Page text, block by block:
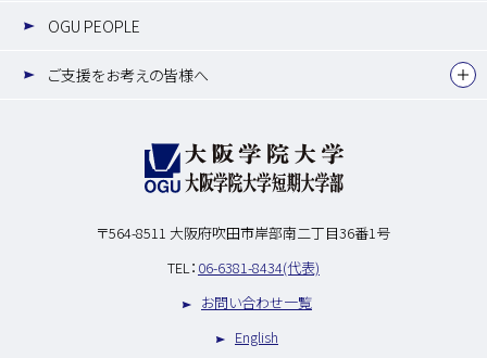
OGU PEOPLE
ご支援をお考えの皆様へ
〒564-8511 大阪府吹田市岸部南二丁目36番1号
TEL： 06-6381-8434(代表)
お問い合わせ一覧
English